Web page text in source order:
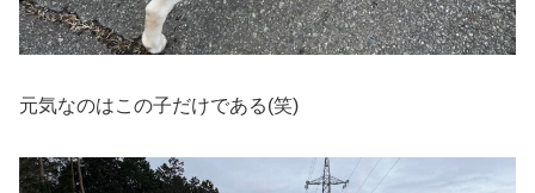
元気なのはこの子だけである(笑)